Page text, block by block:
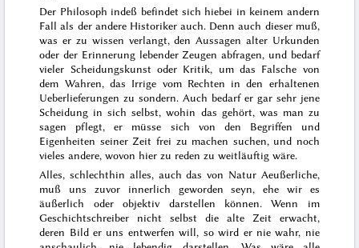
Der Philosoph indeß befindet sich hiebei in keinem andern
Fall als der andere Historiker auch. Denn auch dieser muß,
was er zu wissen verlangt, den Aussagen alter Urkunden
oder der Erinnerung lebender Zeugen abfragen, und bedarf
vieler Scheidungskunst oder Kritik, um das Falsche von
dem Wahren, das Irrige vom Rechten in den erhaltenen
Ueberlieferungen zu sondern. Auch bedarf er gar sehr jene
Scheidung in sich selbst, wohin das gehört, was man zu
sagen pflegt, er müsse sich von den Begriffen und
Eigenheiten seiner Zeit frei zu machen suchen, und noch
vieles andere, wovon hier zu reden zu weitläuftig wäre.
Alles, schlechthin alles, auch das von Natur Aeußerliche,
muß uns zuvor innerlich geworden seyn, ehe wir es
äußerlich oder objektiv darstellen können. Wenn im
Geschichtschreiber nicht selbst die alte Zeit erwacht,
deren Bild er uns entwerfen will, so wird er nie wahr, nie